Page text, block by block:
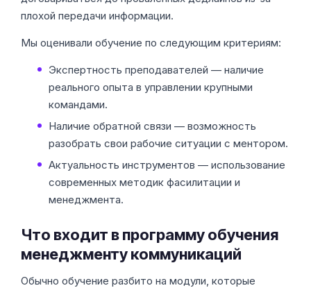
плохой передачи информации.
Мы оценивали обучение по следующим критериям:
Экспертность преподавателей — наличие
реального опыта в управлении крупными
командами.
Наличие обратной связи — возможность
разобрать свои рабочие ситуации с ментором.
Актуальность инструментов — использование
современных методик фасилитации и
менеджмента.
Что входит в программу обучения
менеджменту коммуникаций
Обычно обучение разбито на модули, которые